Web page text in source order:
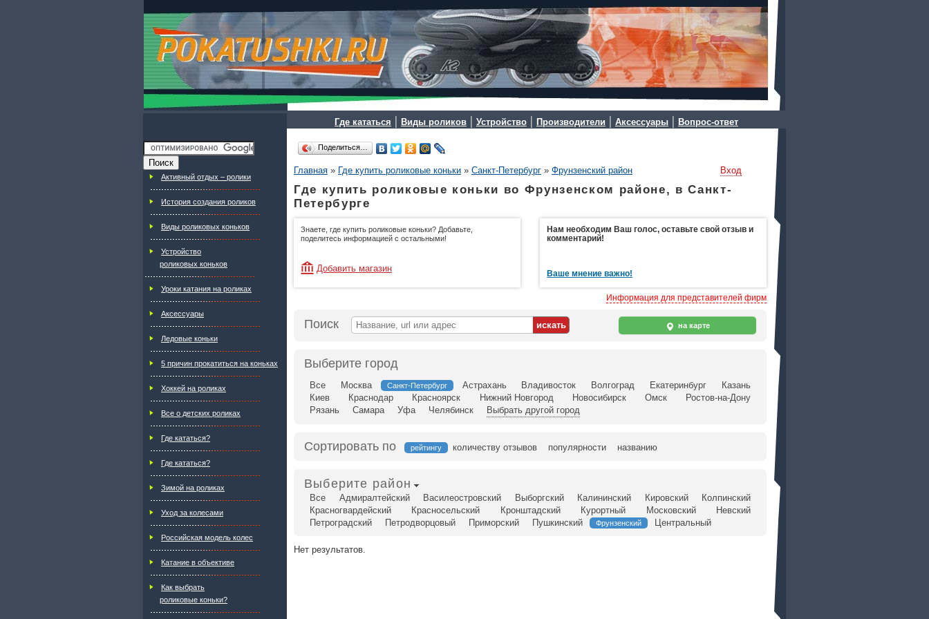
Где кататься | Виды роликов | Устройство | Производители | Аксессуары | Вопрос-ответ
Активный отдых – ролики
История создания роликов
Виды роликовых коньков
Устройство
роликовых коньков
Уроки катания на роликах
Аксессуары
Ледовые коньки
5 причин прокатиться на коньках
Хоккей на роликах
Все о детских роликах
Где кататься?
Где кататься?
Зимой на роликах
Уход за колесами
Российская модель колес
Катание в объективе
Как выбрать
роликовые коньки?
Поделиться…
Главная » Где купить роликовые коньки » Санкт-Петербург » Фрунзенский район Вход
Где купить роликовые коньки во Фрунзенском районе, в Санкт-
Петербурге
Знаете, где купить роликовые коньки? Добавьте,
поделитесь информацией с остальными!
Добавить магазин
Нам необходим Ваш голос, оставьте свой отзыв и
комментарий!
Ваше мнение важно!
Информация для представителей фирм
Поиск на карте
Выберите город
Все Москва Санкт-Петербург Астрахань Владивосток Волгоград Екатеринбург
Казань
Киев
Краснодар Красноярск Нижний Новгород Новосибирск Омск
Ростов-на-Дону
Рязань
Самара Уфа Челябинск Выбрать другой город
Сортировать по рейтингу количеству отзывов популярности названию
Выберите район
Все Адмиралтейский Василеостровский Выборгский Калининский Кировский
Колпинский
Красногвардейский
Красносельский Кронштадский Курортный Московский
Невский
Петроградский
Петродворцовый Приморский Пушкинский Фрунзенский Центральный
Нет результатов.